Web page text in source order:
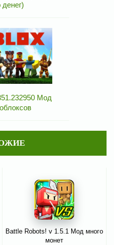
денег)
Мод
Battle Robots! v 1.5.1 Мод много
монет